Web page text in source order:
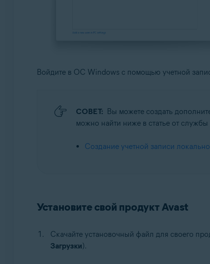
Войдите в ОС Windows с помощью учетной
СОВЕТ: Вы можете создать
можно найти ниже в статье от
Создание учетной записи
Установите свой продукт Avast
Скачайте установочный файл для своего
Загрузки).